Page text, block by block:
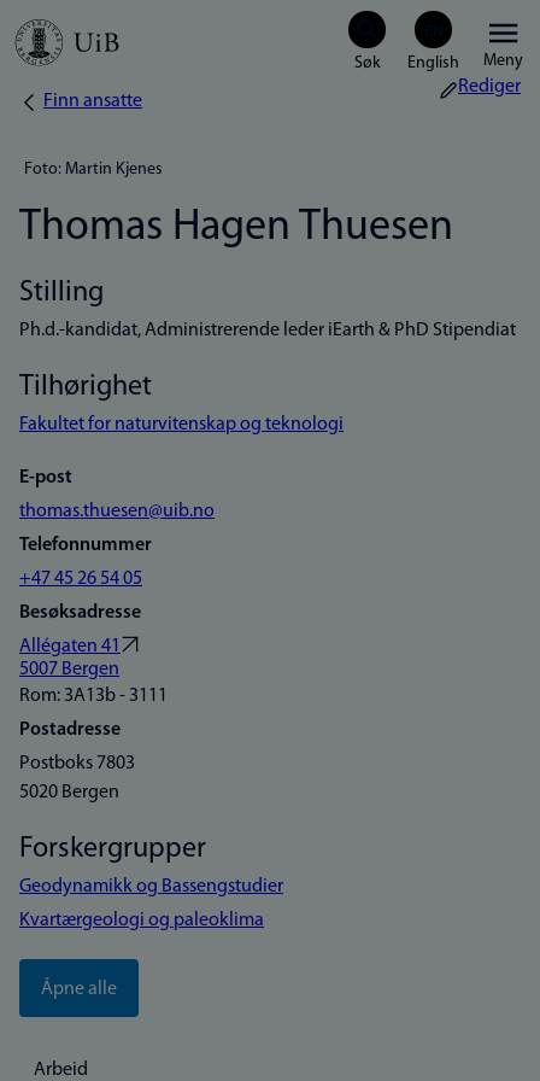
Hopp
Meny
Navigasjonssti
Finn ansatte
Rediger
Foto: Martin Kjenes
Thomas Hagen Thuesen
Stilling
Ph.d.-kandidat, Administrerende leder iEarth & PhD Stipendiat
Tilhørighet
Fakultet for naturvitenskap og teknologi
E-post
thomas.thuesen@uib.no
Telefonnummer
+47 45 26 54 05
Besøksadresse
Allégaten 41
5007 Bergen
Rom: 3A13b - 3111
Postadresse
Postboks 7803
5020 Bergen
Forskergrupper
Geodynamikk og Bassengstudier
Kvartærgeologi og paleoklima
Åpne alle
Arbeid